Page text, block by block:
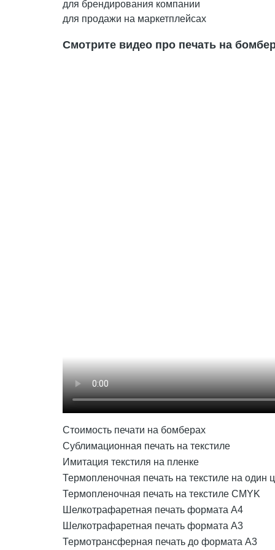
для брендирования компании
для продажи на маркетплейсах
Смотрите видео про печать на
Стоимость печати на бомберах
Сублимационная печать на текстиле
Имитация текстиля на пленке
Термопленочная печать на текстиле на один
Термопленочная печать на текстиле CMYK
Шелкотрафаретная печать формата А4
Шелкотрафаретная печать формата А3
Термотрансферная печать до формата А3